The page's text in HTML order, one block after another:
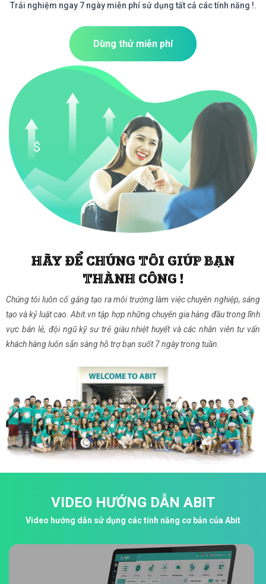
Trải nghiệm ngay 7 ngày miễn phí sử dụng tất cả các tính năng !.
Dùng thử miễn phí
HÃY ĐỂ CHÚNG TÔI GIÚP BẠN
THÀNH CÔNG !
Chúng tôi luôn cố gắng tạo ra môi trường làm việc chuyên nghiệp, sáng
tạo và kỷ luật cao. Abit.vn tập hợp những chuyên gia hàng đầu trong lĩnh
vực bán lẻ, đội ngũ kỹ sư trẻ giàu nhiệt huyết và các nhân viên tư vấn
khách hàng luôn sẵn sàng hỗ trợ bạn suốt 7 ngày trong tuần.
VIDEO HƯỚNG DẪN ABIT
Video hướng dẫn sử dụng các tính năng cơ bản của Abit